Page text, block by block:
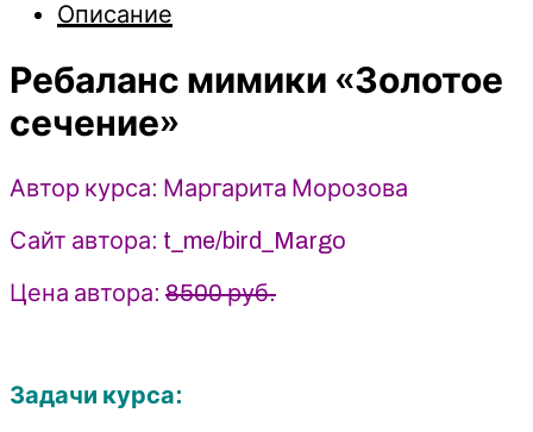
«Золотое
-
2023
-
Морозова
Описание
Ребаланс мимики «Золотое
сечение»
Автор курса: Маргарита Морозова
Сайт автора: t_me/bird_Margo
Цена автора: 8500 руб.
Задачи курса: